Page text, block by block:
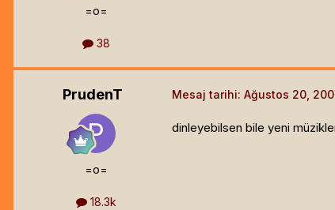
=o=
38
PrudenT
=o=
18.3k
Mesaj tarihi: Ağustos 20,
dinleyebilsen bile yeni